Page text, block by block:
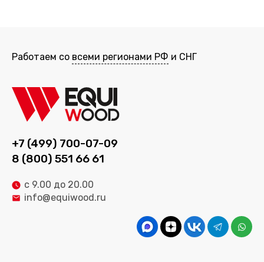
Работаем со всеми регионами РФ и СНГ
+7 (499) 700-07-09
8 (800) 551 66 61
с 9.00 до 20.00
info@equiwood.ru